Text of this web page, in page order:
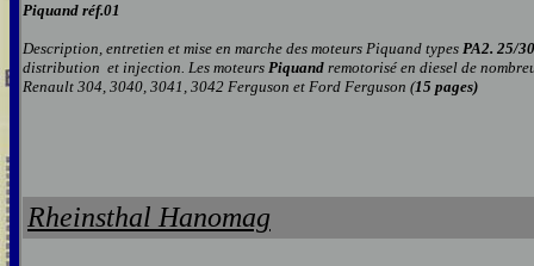
Piquand réf.01
Description, entretien et mise en marche des moteurs Piquand types PA2. 25/
distribution et injection. Les moteurs Piquand remotorisé en diesel de
Renault 304, 3040, 3041, 3042 Ferguson et Ford Ferguson (15 pages)
Rheinsthal Hanomag